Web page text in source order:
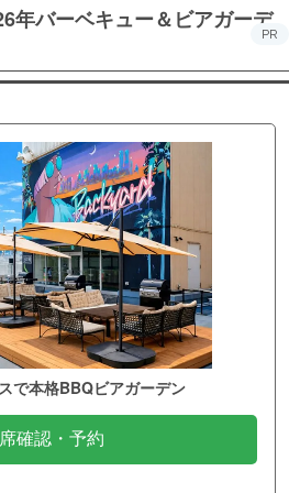
年バーベキュー＆ビアガーデ
PR
で本格BBQビアガーデン
確認・予約